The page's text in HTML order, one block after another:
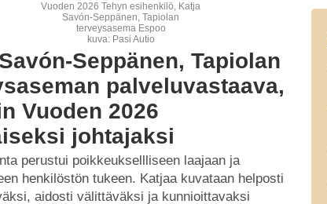
Vuoden 2026 Tehyn esihenkilö, Katja
Savón-Seppänen, Tapiolan
terveysasema Espoo
kuva: Pasi Autio
Seppänen, Tapiolan
palveluvastaava,
Vuoden 2026
johtajaksi
perustui poikkeuksellliseen laajaan ja
henkilöstön tukeen. Katjaa kuvataan helposti
aidosti välittäväksi ja kunnioittavaksi